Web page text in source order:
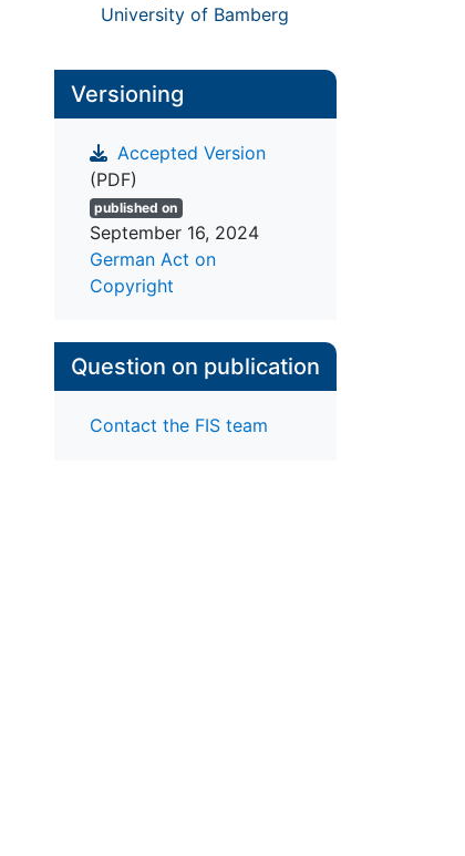
University of Bamberg
Versioning
Accepted Version
(PDF)
published on
September 16, 2024
German Act on
Copyright
Question on publication
Contact the FIS team